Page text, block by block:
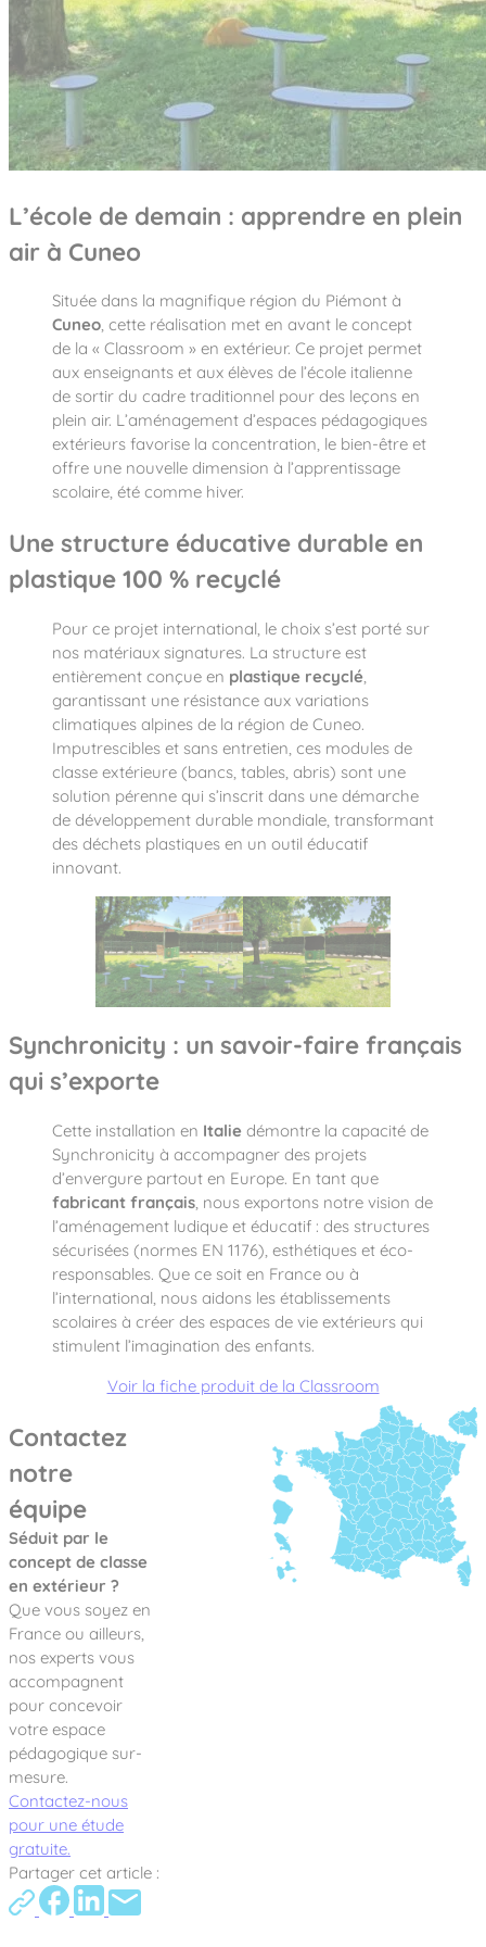
Notre entreprise
Notre équipe
Nous rejoindre
Nos univers
Parcours de santé
Stadium Arena
Street workout
Surfpark
Équipements sportifs
Mobilier urbain
Accessoires ludiques
Nos clients
Collectivités
Établissements scolaires
Architectes, Paysagistes-concepteurs
Notre expertise
Des aires intergénérationnelles de
L’éco-conception de nos jeux
La végétalisation des cours d’école
Nos fonctions ludiques & sportives
Nos sols amortissants
Réalisations
Contact
Les questions fréquentes
Catalogues
L’école de demain : apprendre en plein
air à Cuneo
Située dans la magnifique région du Piémont à
Cuneo, cette réalisation met en avant le concept
de la « Classroom » en extérieur. Ce projet permet
aux enseignants et aux élèves de l’école italienne
de sortir du cadre traditionnel pour des leçons en
plein air. L’aménagement d’espaces pédagogiques
extérieurs favorise la concentration, le bien-être et
offre une nouvelle dimension à l’apprentissage
scolaire, été comme hiver.
Une structure éducative durable en
plastique 100 % recyclé
Pour ce projet international, le choix s’est porté sur
nos matériaux signatures. La structure est
entièrement conçue en plastique recyclé
garantissant une résistance aux variations
climatiques alpines de la région de Cuneo.
Imputrescibles et sans entretien, ces modules de
classe extérieure (bancs, tables, abris) sont une
solution pérenne qui s’inscrit dans une démarche
de développement durable mondiale, transformant
des déchets plastiques en un outil éducatif
innovant.
Synchronicity : un savoir-faire français
qui s’exporte
Cette installation en Italie démontre la capacité de
Synchronicity à accompagner des projets
d’envergure partout en Europe. En tant que
fabricant français, nous exportons notre vision de
l’aménagement ludique et éducatif : des structures
sécurisées (normes EN 1176), esthétiques et éco-
responsables. Que ce soit en France ou à
l’international, nous aidons les établissements
scolaires à créer des espaces de vie extérieurs qui
stimulent l’imagination des enfants.
Voir la fiche produit de la Classroom
Contactez
notre
équipe
Séduit par le
concept de classe
en extérieur ?
Que vous soyez en
France ou ailleurs,
nos experts vous
accompagnent
pour concevoir
votre espace
pédagogique sur-
mesure.
Contactez-nous
pour une étude
gratuite.
Partager cet article :